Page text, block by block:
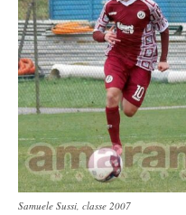
Samuele Sussi, classe 2007